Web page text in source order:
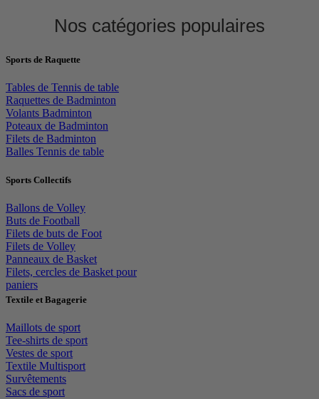
Nos catégories populaires
Sports de Raquette
Tables de Tennis de table
Raquettes de Badminton
Volants Badminton
Poteaux de Badminton
Filets de Badminton
Balles Tennis de table
Sports Collectifs
Ballons de Volley
Buts de Football
Filets de buts de Foot
Filets de Volley
Panneaux de Basket
Filets, cercles de Basket pour
paniers
Textile et Bagagerie
Maillots de sport
Tee-shirts de sport
Vestes de sport
Textile Multisport
Survêtements
Sacs de sport